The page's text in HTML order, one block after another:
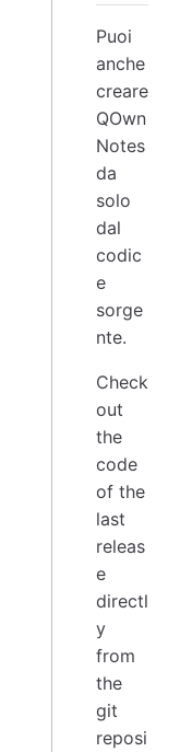
Puoi
anche
creare
QOwn
Notes
da
solo
dal
codic
e
sorge
nte.
Check
out
the
code
of the
last
releas
e
directl
y
from
the
git
reposi